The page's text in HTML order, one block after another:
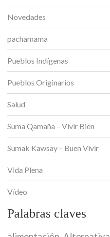
Novedades
pachamama
Pueblos Indígenas
Pueblos Originarios
Salud
Suma Qamaña – Vivir Bien
Sumak Kawsay – Buen Vivir
Vida Plena
Vídeo
Palabras claves